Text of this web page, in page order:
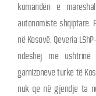
komandën e
autonomiste shqiptare.
në Kosovë. Qeveria
ndeshej me
garnizoneve turke të
nuk qe në gjendje ta